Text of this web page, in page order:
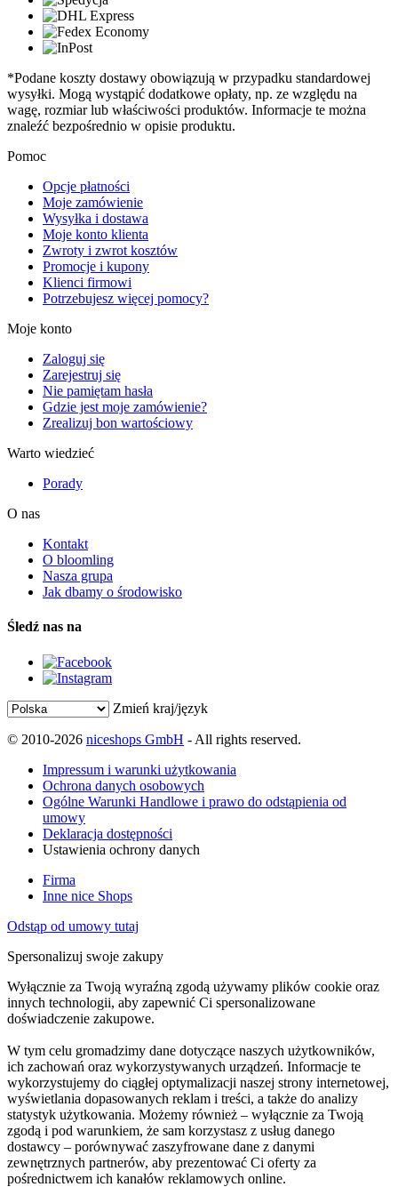
*Podane koszty dostawy obowiązują w przypadku standardowej
wysyłki. Mogą wystąpić dodatkowe opłaty, np. ze względu na
wagę, rozmiar lub właściwości produktów. Informacje te można
znaleźć bezpośrednio w opisie produktu.
Pomoc
Opcje płatności
Moje zamówienie
Wysyłka i dostawa
Moje konto klienta
Zwroty i zwrot kosztów
Promocje i kupony
Klienci firmowi
Potrzebujesz więcej pomocy?
Moje konto
Zaloguj się
Zarejestruj się
Nie pamiętam hasła
Gdzie jest moje zamówienie?
Zrealizuj bon wartościowy
Warto wiedzieć
Porady
O nas
Kontakt
O bloomling
Nasza grupa
Jak dbamy o środowisko
Śledź nas na
Zmień kraj/język
© 2010-2026 niceshops GmbH - All rights reserved.
Impressum i warunki użytkowania
Ochrona danych osobowych
Ogólne Warunki Handlowe i prawo do odstąpienia od
umowy
Deklaracja dostępności
Ustawienia ochrony danych
Firma
Inne nice Shops
Odstąp od umowy tutaj
Spersonalizuj swoje zakupy
Wyłącznie za Twoją wyraźną zgodą używamy plików cookie oraz
innych technologii, aby zapewnić Ci spersonalizowane
doświadczenie zakupowe.
W tym celu gromadzimy dane dotyczące naszych użytkowników,
ich zachowań oraz wykorzystywanych urządzeń. Informacje te
wykorzystujemy do ciągłej optymalizacji naszej strony internetowej,
wyświetlania dopasowanych reklam i treści, a także do analizy
statystyk użytkowania. Możemy również – wyłącznie za Twoją
zgodą i pod warunkiem, że sam korzystasz z usług danego
dostawcy – porównywać zaszyfrowane dane z danymi
zewnętrznych partnerów, aby prezentować Ci oferty za
pośrednictwem ich kanałów reklamowych online.